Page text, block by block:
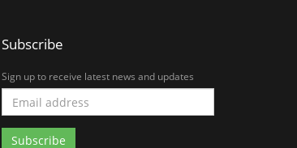
Subscribe
Sign up to receive latest news and updates